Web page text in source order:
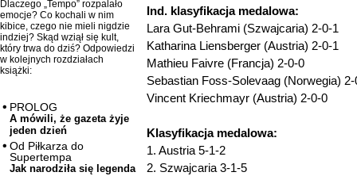
Dlaczego „Tempo” rozpalało
emocje? Co kochali w nim
kibice, czego nie mieli nigdzie
indziej? Skąd wziął się kult,
który trwa do dziś? Odpowiedzi
w kolejnych rozdziałach
książki:
PROLOG
A mówili, że gazeta żyje
jeden dzień
Od Piłkarza do
Supertempa
Jak narodziła się legenda
Ind. klasyfikacja medalowa:
Lara Gut-Behrami (Szwajcaria) 2-0-1
Katharina Liensberger (Austria) 2-0-1
Mathieu Faivre (Francja) 2-0-0
Sebastian Foss-Solevaag (Norwegia) 2-
Vincent Kriechmayr (Austria) 2-0-0
Klasyfikacja medalowa:
1. Austria 5-1-2
2. Szwajcaria 3-1-5